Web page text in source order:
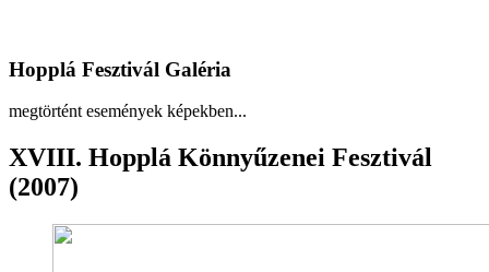
Hopplá Fesztivál Galéria
megtörtént események képekben...
XVIII. Hopplá Könnyűzenei Fesztivál
(2007)